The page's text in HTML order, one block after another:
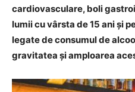
cardiovasculare, boli
lumii cu vârsta de 15 ani și
legate de consumul de
gravitatea și amploarea